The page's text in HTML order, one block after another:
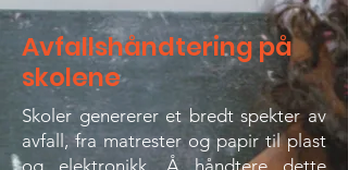
Avfallshåndtering på
skolene
Skoler genererer et bredt spekter av
avfall, fra matrester og papir til plast
og elektronikk. Å håndtere dette